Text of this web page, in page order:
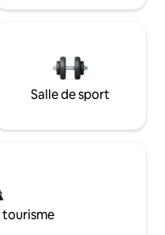
Salle de sport
tourisme